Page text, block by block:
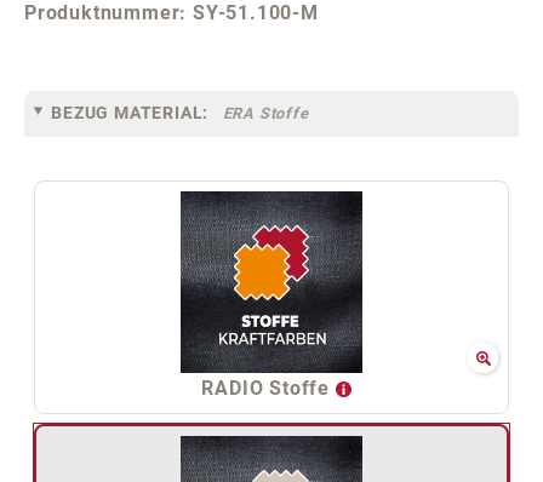
Produktnummer:SY-51.100-M
BEZUG MATERIAL: ERA Stoffe
RADIO Stoffe